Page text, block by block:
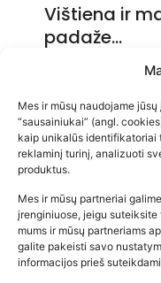
Mes ir mūsų naudojame
“sausainiukai” (angl.
kaip unikalūs identifikatoriai
reklaminį turinį, analizuoti
produktus.
Mes ir mūsų partneriai
įrenginiuose, jeigu
mums ir mūsų partneriams
galite pakeisti savo
informacijos prieš
Vištiena ir
padaže…